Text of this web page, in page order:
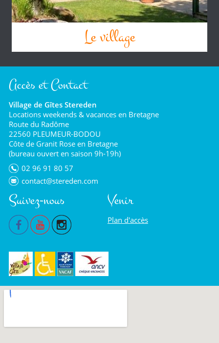
Le village
Accès et Contact
Village de Gîtes Stereden
Locations weekends & vacances en Bretagne
Route du Radôme
22560 PLEUMEUR-BODOU
Côte de Granit Rose en Bretagne
(bureau ouvert en saison 9h-19h)
02 96 91 80 57
contact@stereden.com
Suivez-nous Venir
Plan d'accès